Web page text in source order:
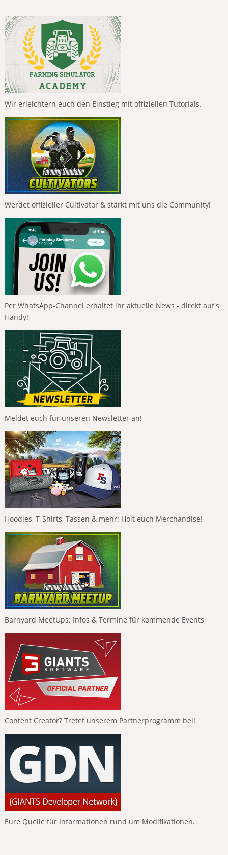
Wir erleichtern euch den Einstieg mit offiziellen Tutorials.
Werdet offizieller Cultivator & stärkt mit uns die Community!
Per WhatsApp-Channel erhaltet ihr aktuelle News - direkt auf's
Handy!
Meldet euch für unseren Newsletter an!
Hoodies, T-Shirts, Tassen & mehr: Holt euch Merchandise!
Barnyard MeetUps: Infos & Termine für kommende Events
Content Creator? Tretet unserem Partnerprogramm bei!
Eure Quelle für Informationen rund um Modifikationen.